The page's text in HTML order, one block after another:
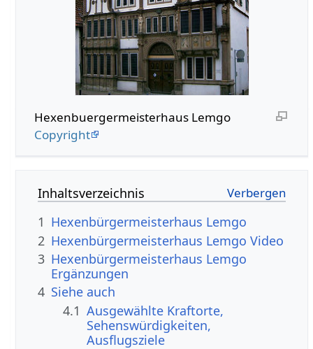
Hexenbuergermeisterhaus Lemgo
Copyright
Inhaltsverzeichnis
1 Hexenbürgermeisterhaus Lemgo
2
Hexenbürgermeisterhaus Lemgo‏‎ Video
3 Hexenbürgermeisterhaus Lemgo‏‎
Ergänzungen
4 Siehe auch
4.1 Ausgewählte Kraftorte,
Sehenswürdigkeiten,
Ausflugsziele